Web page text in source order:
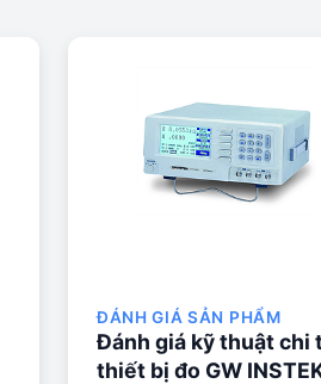
ĐÁNH GIÁ SẢN PHẨM
Đánh giá kỹ thuật chi
thiết bị đo GW